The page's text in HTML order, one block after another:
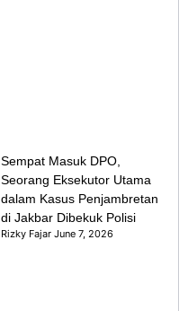
Sempat Masuk DPO,
Seorang Eksekutor Utama
dalam Kasus Penjambretan
di Jakbar Dibekuk Polisi
Rizky FajarJune 7, 2026